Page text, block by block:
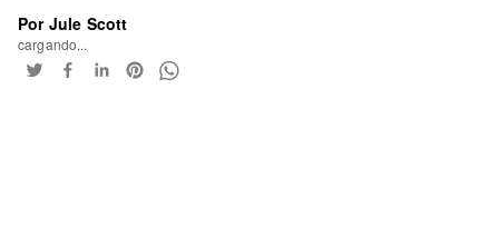
Por Jule Scott
cargando...